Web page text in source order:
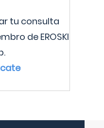
tu consulta
de EROSKI